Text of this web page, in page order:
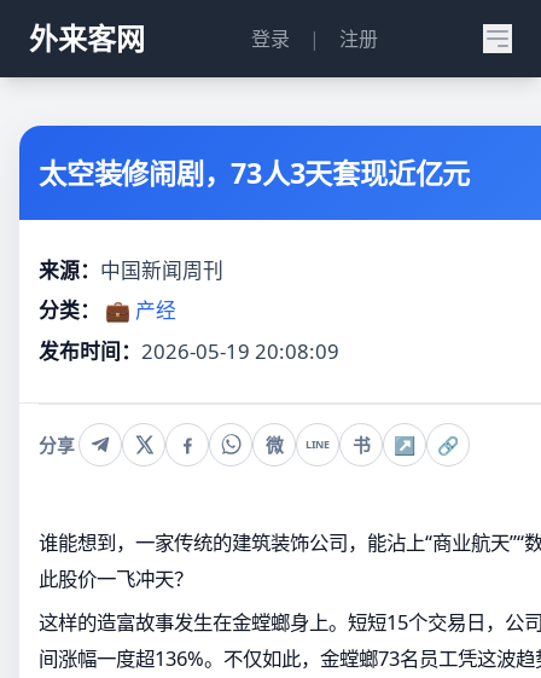
外来客网 登录 | 注册
太空装修闹剧，73人3天套现近亿元
来源： 中国新闻周刊
分类：
💼 产经
发布时间： 2026-05-19 20:08:09
分享 微 LINE 书 ↗ 🔗
谁能想到，一家传统的建筑装饰公司，能沾上“商业航天”“
此股价一飞冲天？
这样的造富故事发生在金螳螂身上。短短15个交易日，公
间涨幅一度超136%。不仅如此，金螳螂73名员工凭这波